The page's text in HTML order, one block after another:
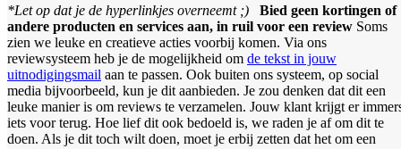
*Let op dat je de hyperlinkjes overneemt ;)
Bied geen kortingen of
andere producten en services aan, in ruil voor een review Soms
zien we leuke en creatieve acties voorbij komen. Via ons
reviewsysteem heb je de mogelijkheid om de tekst in jouw
uitnodigingsmail aan te passen. Ook buiten ons systeem, op social
media bijvoorbeeld, kun je dit aanbieden. Je zou denken dat dit een
leuke manier is om reviews te verzamelen. Jouw klant krijgt er
iets voor terug. Hoe lief dit ook bedoeld is, we raden je af om dit te
doen. Als je dit toch wilt doen, moet je erbij zetten dat het om een